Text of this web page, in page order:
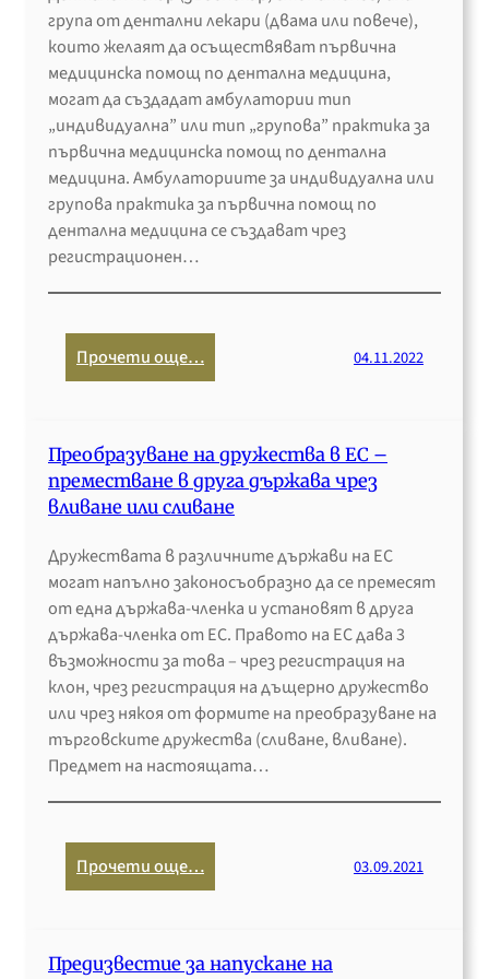
т
у
р
а
п
р
е
з
2
0
6
н
л
и
в
к
а
п
и
т
Д
П
К
о
Т
З
у
ч
р
е
д
и
т
е
л
е
к
и
н
а
с
ъ
д
р
у
ж
н
к
О
п
р
е
2
0
2
6
група от дентални лекари (двама или повече),
които желаят да осъществяват първична
медицинска помощ по дентална медицина,
могат да създадат амбулатории тип
„индивидуална” или тип „групова” практика за
първична медицинска помощ по дентална
медицина. Амбулаториите за индивидуална или
групова практика за първична помощ по
дентална медицина се създават чрез
регистрационен…
Прочети още…:
Р
и
с
т
а
ц
и
я
н
а
з
ъ
б
о
к
и
04.11.2022
Преобразуване на дружества в ЕС –
преместване в друга държава чрез
вливане или сливане
Дружествата в различните държави на ЕС
могат напълно законосъобразно да се премесят
от една държава-членка и установят в друга
държава-членка от ЕС. Правото на ЕС дава 3
възможности за това – чрез регистрация на
клон, чрез регистрация на дъщерно дружество
или чрез някоя от формите на преобразуване на
търговските дружества (сливане, вливане).
Предмет на настоящата…
Прочети още…:
П
о
03.09.2021
Предизвестие за напускане на